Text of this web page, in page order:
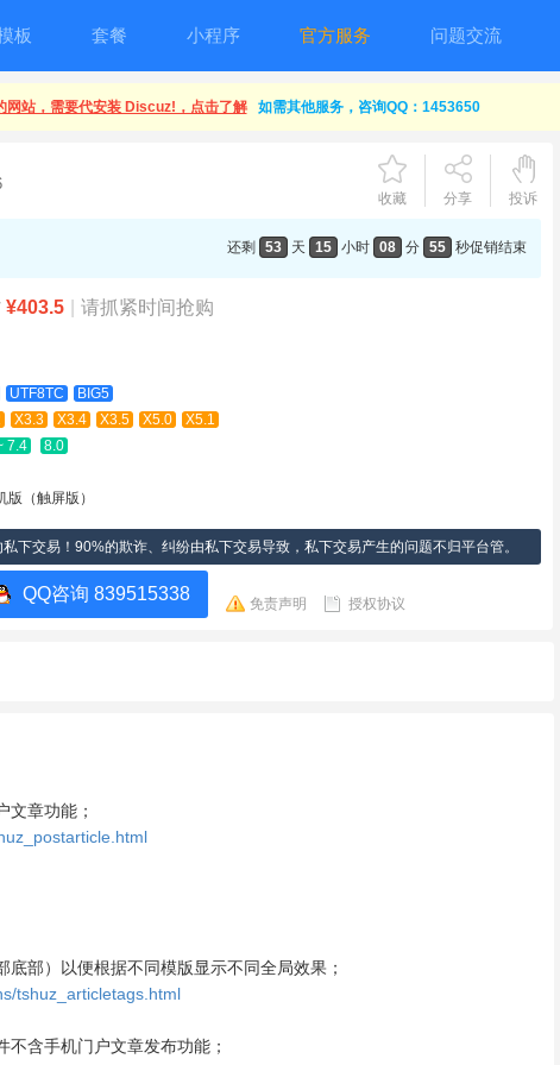
板 套餐 小程序 官方服务 问题交流
站，需要代安装 Discuz!，点击了解 如需其他服务，咨询QQ：1453650
收藏 分享 投诉
还剩 53 天 15 小时 08 分 55 秒促销结束
¥403.5 请抓紧时间抢购
UTF8TC
BIG5
X3.3 X3.4 X3.5 X5.0
X5.1
7.4
8.0
（触屏版）
下交易！90%的欺诈、纠纷由私下交易导致，私下交易产生的问题不归平台管。
QQ咨询 839515338 免责声明 授权协议
文章功能；
部）以便根据不同模版显示不同全局效果；
tshuz_articletags.html
含手机门户文章发布功能；